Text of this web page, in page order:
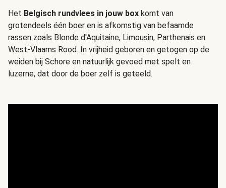
Het Belgisch rundvlees in jouw box komt van
grotendeels één boer en is afkomstig van befaamde
rassen zoals Blonde d'Aquitaine, Limousin, Parthenais en
West-Vlaams Rood. In vrijheid geboren en getogen op de
weiden bij Schore en natuurlijk gevoed met spelt en
luzerne, dat door de boer zelf is geteeld.